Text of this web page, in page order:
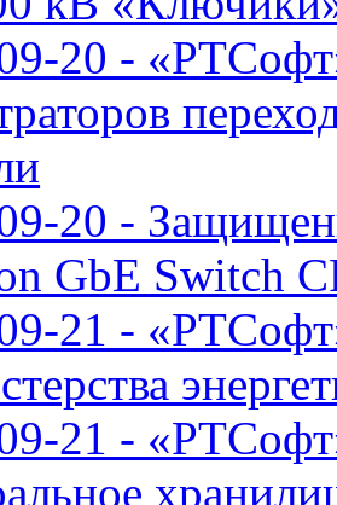
20 -
20 -
GbE Switch
21 -
21 -